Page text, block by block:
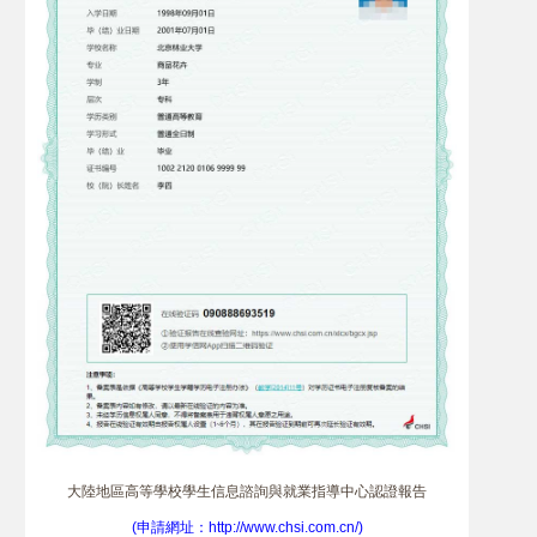
大陸地區高等學校學生信息諮詢與就業指導中心認證報告
(申請網址：http://www.chsi.com.cn/)